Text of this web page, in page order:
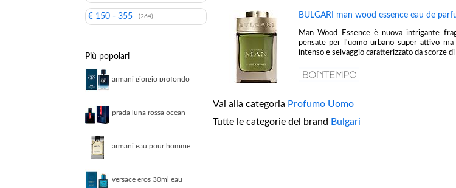
€ 150 - 355 (264)
Più popolari
armani giorgio profondo
prada luna rossa ocean
armani eau pour homme
versace eros 30ml eau
BULGARI man wood essence eau de
Man Wood Essence è nuova intrigante
pensate per l'uomo urbano super attivo
intenso e selvaggio caratterizzato da scorze
Vai alla categoria Profumo Uomo
Tutte le categorie del brand Bulgari